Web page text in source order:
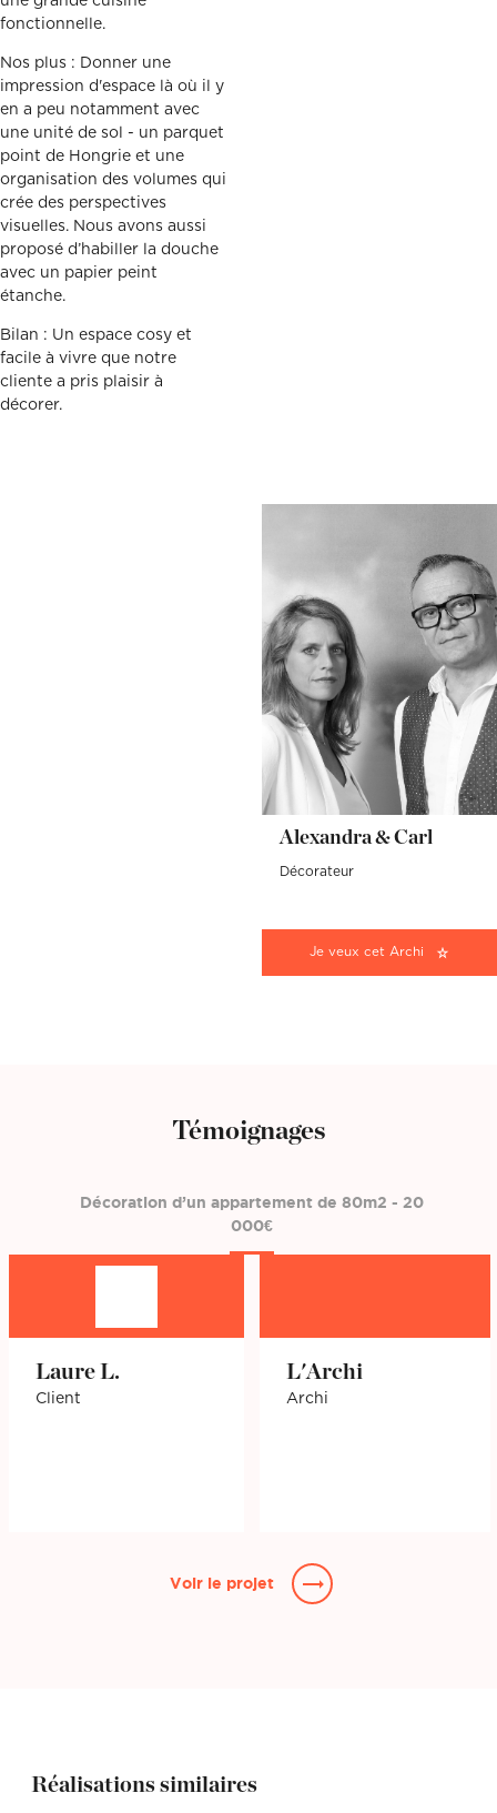
fonctionnelle.
Nos plus : Donner une
impression d'espace là où il y
en a peu notamment avec
une unité de sol - un parquet
point de Hongrie et une
organisation des volumes qui
crée des perspectives
visuelles. Nous avons aussi
proposé d’habiller la douche
avec un papier peint
étanche.
Bilan : Un espace cosy et
facile à vivre que notre
cliente a pris plaisir à
décorer.
Alexandra & Carl
Décorateur
Je veux cet Archi
Témoignages
Décoration d’un appartement de 80m2 - 20
000€
Laure L.
Client
L'Archi
Archi
Voir le projet
Réalisations similaires